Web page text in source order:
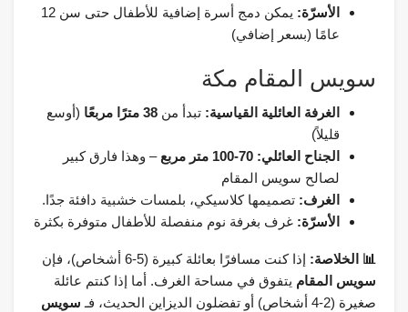
الأسرّة:
يمكن دمج أسرة إضافية للأطفال حتى سن 12
عامًا (بسعر إضافي)
سويس المقام مكة
الغرفة العائلية القياسية: تبدأ من 38 مترًا مربعًا
(أوسع
قليلاً)
الجناح العائلي: 70-100 متر مربع
– وهذا فارق كبير
لصالح سويس المقام
الغرف: تصميمها كلاسيكي، بلمسات خشبية دافئة جدًا.
الأسرّة: غرف بغرفة نوم منفصلة للأطفال متوفرة بكثرة
📊 الخلاصة: إذا كنت مسافرًا بعائلة كبيرة (5-6 أشخاص)، فإن
سويس المقام يتفوق في مساحة الغرف. أما إذا كنتم عائلة
صغيرة (2-4 أشخاص) أو تفضلون الديزاين الحديث، فـ
سويس